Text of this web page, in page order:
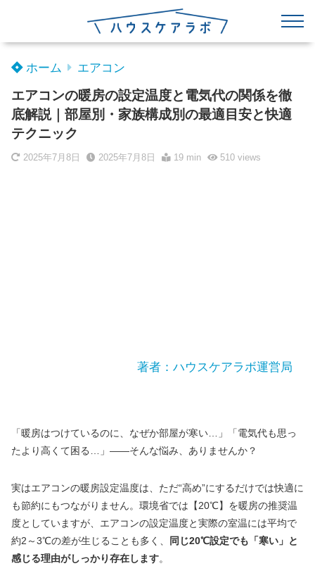
ホーム エアコン
エアコンの暖房の設定温度と電気代の関係を徹
底解説｜部屋別・家族構成別の最適目安と快適
テクニック
2025年7月8日 2025年7月8日 19 min 510views
著者：ハウスケアラボ運営局
「暖房はつけているのに、なぜか部屋が寒い…」「電気代も思っ
たより高くて困る…」——そんな悩み、ありませんか？
実はエアコンの暖房設定温度は、ただ“高め”にするだけでは快適に
も節約にもつながりません。環境省では【20℃】を暖房の推奨温
度としていますが、エアコンの設定温度と実際の室温には平均で
約2～3℃の差が生じることも多く、
同じ20℃設定でも「寒い」と
感じる理由がしっかり存在します。